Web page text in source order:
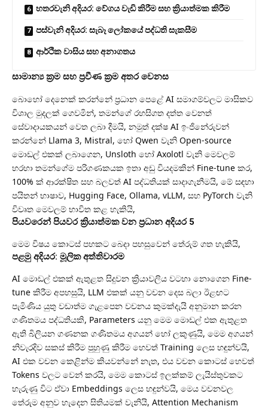
හතරවැනි අදියර: වේගය වැඩි කිරීම සහ ක්‍රියාත්මක කිරීම
පස්වැනි අදියර: සැබෑ ලෝකයේ පද්ධති සැකසීම
ආර්ථික වාසිය සහ අනාගතය
සාමාන්‍ය ක්‍රම සහ ප්‍රවීණ ක්‍රම අතර වෙනස
බොහෝ දෙනෙක් කරන්නේ ප්‍රධාන පෙළේ AI සමාගම්වලට මාසිකව
විශාල මුදලක් ගෙවමින්, තමන්ගේ රහසිගත දත්ත වෙනත්
සේවාදායකයන් වෙත ලබා දීමයි, නමුත් දක්ෂ AI ඉංජිනේරුවන්
කරන්නේ Llama 3, Mistral, හෝ Qwen වැනි Open-source
මොඩල් එකක් ලබාගෙන, Unsloth හෝ Axolotl වැනි මෙවලම්
හරහා තමන්ගේම පරිගණකයක ඉතා අඩු වියදමකින් Fine-tune කර,
100% ක් ආරක්ෂිත සහ බලවත් AI පද්ධතියක් සාදාගැනීමයි, මේ සඳහා
පයිතන් භාෂාව, Hugging Face, Ollama, vLLM, සහ PyTorch වැනි
විවෘත මෙවලම් භාවිත කළ හැකියි,
පියවරෙන් පියවර ක්‍රියාත්මක වන ප්‍රධාන අදියර 5
මෙම විෂය කොටස් පහකට බෙදා පහසුවෙන් තේරුම් ගත හැකියි,
පළමු අදියර: මූලික අත්තිවාරම
AI මොඩල් එකක් ඇතුළත සිදුවන ක්‍රියාවලිය වටහා නොගෙන Fine-
tune කිරීම අපහසුයි, LLM එකක් යනු වචන දෙස බලා ඊළඟට
පැමිණිය යුතු වඩාත්ම ගැළපෙන වචනය කුමක්දැයි අනුමාන කරන
ගණිතමය පද්ධතියකි, Parameters යනු මෙම මොඩල් එක ඇතුළත
ඇති බිලියන ගණනක ගණිතමය අගයන් හෝ ලකුණුයි, මෙම අගයන්
නිවැරදිව සකස් කිරීම පුහුණු කිරීම හෙවත් Training ලෙස හඳුන්වයි,
AI එක වචන කෙළින්ම කියවන්නේ නැත, එය වචන කොටස් හෙවත්
Tokens වලට වෙන් කරයි, මෙම කොටස් ඉලක්කම් ලැයිස්තුවකට
හැරුණු විට ඒවා Embeddings ලෙස හඳුන්වයි, මෙය වචනවල
තේරුම අනුව හැදෙන සිතියමක් වැනියි, Attention Mechanism